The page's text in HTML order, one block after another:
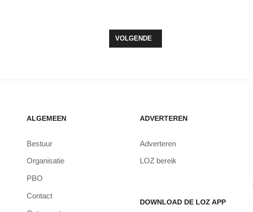
16 DECEMBER VOLGENDE ARTIKEL: ZEEWOLDE STEMT
VOLGENDE
ALGEMEEN
Bestuur
Organisatie
PBO
Contact
ADVERTEREN
Adverteren
LOZ bereik
DOWNLOAD DE LOZ APP